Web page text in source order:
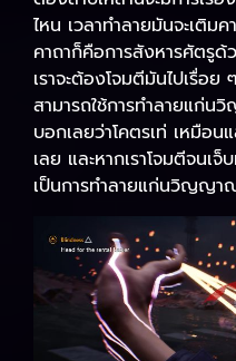
ไหน เวลาทำลายมันจะเติม
คาถาก็คือการสังหารศัตรู
เราจะต้องโจมตีมันไปเรื่อย
สามารถใช้การทำลายแก่
บอกเลยว่าโคตรเท่ เหมือ
เลย และหากเราโจมตีจนเ
เป็นการทำลายแก่นวิญญ